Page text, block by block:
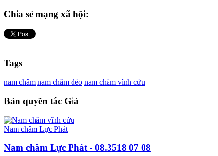
Chia sẻ mạng xã hội:
Tags
nam châm nam châm dẻo nam châm vĩnh cửu
Bản quyền tác Giả
Nam châm Lực Phát
Nam châm Lực Phát - 08.3518 07 08